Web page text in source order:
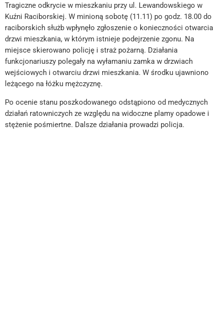
Tragiczne odkrycie w mieszkaniu przy ul. Lewandowskiego w
Kuźni Raciborskiej. W minioną sobotę (11.11) po godz. 18.00 do
raciborskich służb wpłynęło zgłoszenie o konieczności otwarcia
drzwi mieszkania, w którym istnieje podejrzenie zgonu. Na
miejsce skierowano policję i straż pożarną. Działania
funkcjonariuszy polegały na wyłamaniu zamka w drzwiach
wejściowych i otwarciu drzwi mieszkania. W środku ujawniono
leżącego na łóżku mężczyznę.
Po ocenie stanu poszkodowanego odstąpiono od medycznych
działań ratowniczych ze względu na widoczne plamy opadowe i
stężenie pośmiertne. Dalsze działania prowadzi policja.